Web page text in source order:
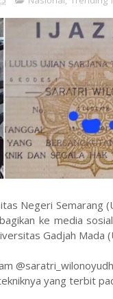
Negeri Semarang
ke media
Gadjah Mada
yang terbit